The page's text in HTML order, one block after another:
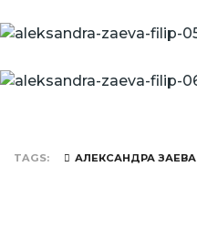
TAGS АЛЕКСАНДРА ЗАЕВА